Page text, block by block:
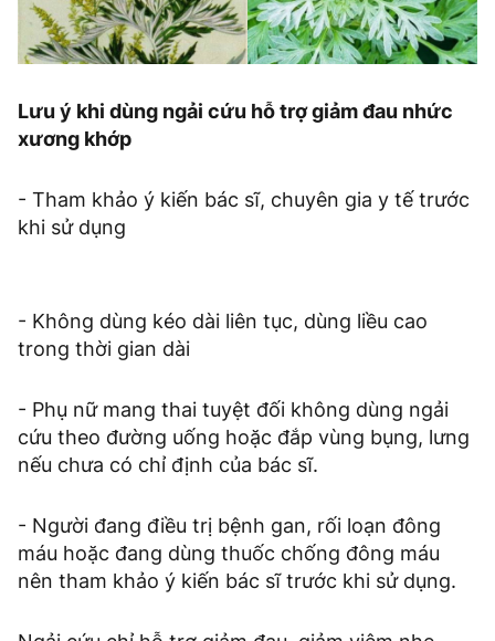
Lưu ý khi dùng ngải cứu hỗ trợ giảm đau nhức
xương khớp
- Tham khảo ý kiến bác sĩ, chuyên gia y tế trước
khi sử dụng
- Không dùng kéo dài liên tục, dùng liều cao
trong thời gian dài
- Phụ nữ mang thai tuyệt đối không dùng ngải
cứu theo đường uống hoặc đắp vùng bụng, lưng
nếu chưa có chỉ định của bác sĩ.
- Người đang điều trị bệnh gan, rối loạn đông
máu hoặc đang dùng thuốc chống đông máu
nên tham khảo ý kiến bác sĩ trước khi sử dụng.